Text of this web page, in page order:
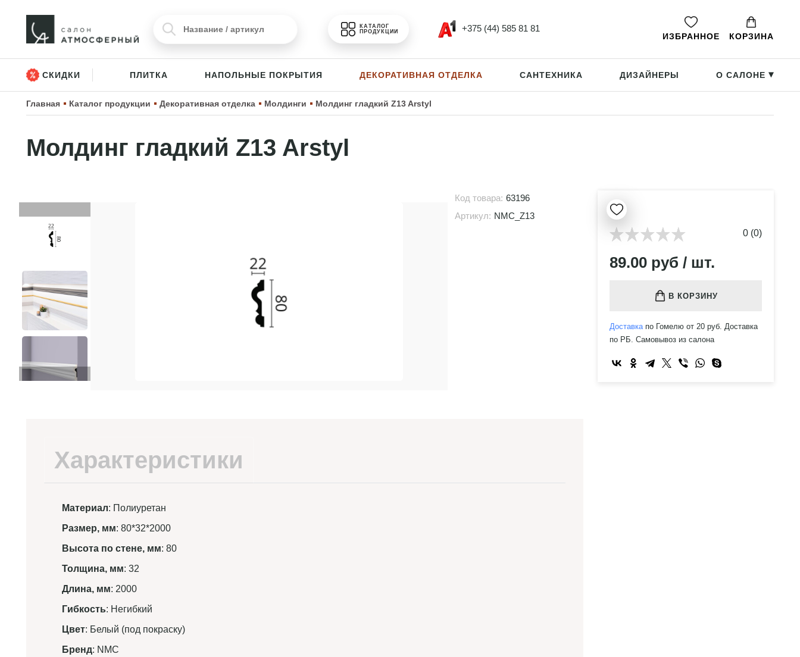
КАТАЛОГ
ПРОДУКЦИИ
+375 (44) 585 81 81
ИЗБРАННОЕ КОРЗИНА
СКИДКИ ПЛИТКА НАПОЛЬНЫЕ ПОКРЫТИЯ ДЕКОРАТИВНАЯ ОТДЕЛКА САНТЕХНИКА ДИЗАЙНЕРЫ О САЛОНЕ ▸
Главная Каталог продукции Декоративная отделка Молдинги Молдинг гладкий Z13 Arstyl
Молдинг гладкий Z13 Arstyl
Код товара: 63196
Артикул: NMC_Z13
Характеристики
Материал: Полиуретан
Размер, мм: 80*32*2000
Высота по стене, мм: 80
Толщина, мм: 32
Длина, мм: 2000
Гибкость: Негибкий
Цвет: Белый (под покраску)
Бренд: NMC
0 (0)
89.00 руб / шт.
В КОРЗИНУ
Доставкапо Гомелю от 20 руб. Доставка
по РБ. Самовывоз из салона